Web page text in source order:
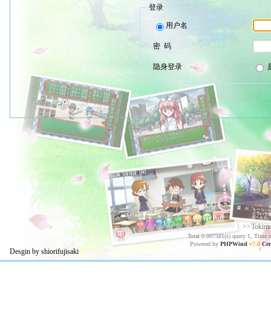
登录
用户名
密 码
隐身登录
Total 0.007581(s) query 1, Time
Powered by PHPWind v7.0
Desgin by shiorifujisaki